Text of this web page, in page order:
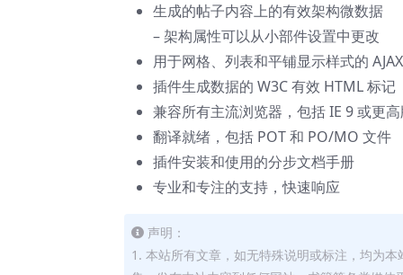
生成的帖子内容上的有效架构微数据
– 架构属性可以从小部件设置中更改
用于网格、列表和平铺显示样式的
插件生成数据的 W3C 有效 HTML 标记
兼容所有主流浏览器，包括 IE 9 或更
翻译就绪，包括 POT 和 PO/MO 文件
插件安装和使用的分步文档手册
专业和专注的支持，快速响应
声明：
1. 本站所有文章，如无特殊说明或标注，均为